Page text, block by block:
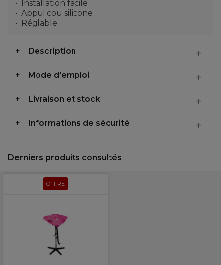
Installation facile
Appui cou silicone
Réglable
Description
Mode d'emploi
Livraison et stock
Informations de sécurité
Derniers produits consultés
OFFRE